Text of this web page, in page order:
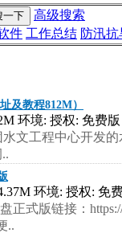
高级搜索
件 工作总结 防汛抗
及教程812M）
环境: 授权: 免费版
文工程中心开发
环境: 授权: 免
式版链接：
..